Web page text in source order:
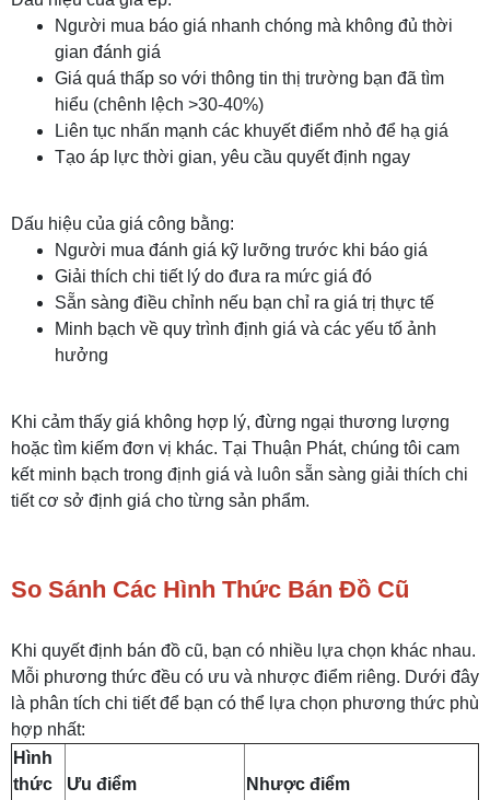
Người mua báo giá nhanh chóng mà không đủ thời
gian đánh giá
Giá quá thấp so với thông tin thị trường bạn đã tìm
hiểu (chênh lệch >30-40%)
Liên tục nhấn mạnh các khuyết điểm nhỏ để hạ giá
Tạo áp lực thời gian, yêu cầu quyết định ngay
Dấu hiệu của giá công bằng:
Người mua đánh giá kỹ lưỡng trước khi báo giá
Giải thích chi tiết lý do đưa ra mức giá đó
Sẵn sàng điều chỉnh nếu bạn chỉ ra giá trị thực tế
Minh bạch về quy trình định giá và các yếu tố ảnh
hưởng
Khi cảm thấy giá không hợp lý, đừng ngại thương lượng
hoặc tìm kiếm đơn vị khác. Tại Thuận Phát, chúng tôi cam
kết minh bạch trong định giá và luôn sẵn sàng giải thích chi
tiết cơ sở định giá cho từng sản phẩm.
So Sánh Các Hình Thức Bán Đồ Cũ
Khi quyết định bán đồ cũ, bạn có nhiều lựa chọn khác nhau.
Mỗi phương thức đều có ưu và nhược điểm riêng. Dưới đây
là phân tích chi tiết để bạn có thể lựa chọn phương thức phù
hợp nhất:
Hình
thức
Ưu điểm Nhược điểm